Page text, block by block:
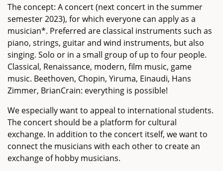
The concept: A concert (next concert in the summer
semester 2023), for which everyone can apply as a
musician*. Preferred are classical instruments such as
piano, strings, guitar and wind instruments, but also
singing. Solo or in a small group of up to four people.
Classical, Renaissance, modern, film music, game
music. Beethoven, Chopin, Yiruma, Einaudi, Hans
Zimmer, BrianCrain: everything is possible!
We especially want to appeal to international students.
The concert should be a platform for cultural
exchange. In addition to the concert itself, we want to
connect the musicians with each other to create an
exchange of hobby musicians.